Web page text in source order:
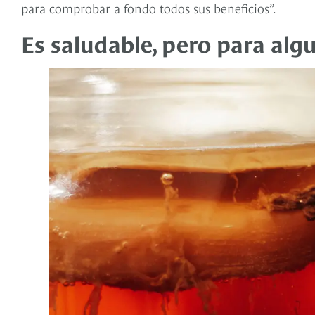
para comprobar a fondo todos sus beneficios”.
Es saludable, pero para